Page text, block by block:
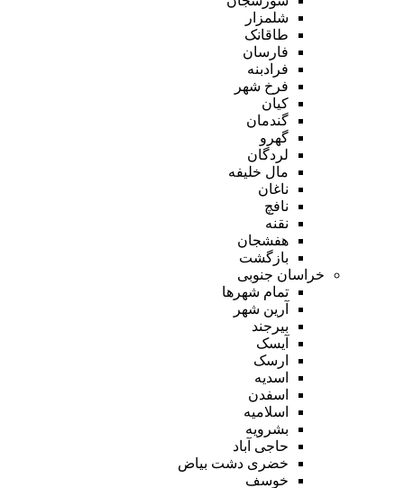
شلمزار
طاقانک
فارسان
فرادبنه
فرخ شهر
کیان
گندمان
گهرو
لردگان
مال خلیفه
ناغان
نافچ
نقنه
هفشجان
بازگشت
خراسان جنوبی
تمام شهر‌ها
آرین شهر
بیرجند
آیسک
ارسک
اسدیه
اسفدن
اسلامیه
بشرویه
حاجی آباد
خضری دشت بیاض
خوسف